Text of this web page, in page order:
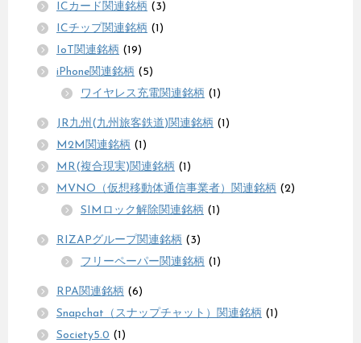
ICカード関連銘柄 (3)
ICチップ関連銘柄 (1)
IoT関連銘柄 (19)
iPhone関連銘柄 (5)
ワイヤレス充電関連銘柄 (1)
JR九州(九州旅客鉄道)関連銘柄 (1)
M2M関連銘柄 (1)
MR(複合現実)関連銘柄 (1)
MVNO（仮想移動体通信事業者）関連銘柄 (2)
SIMロック解除関連銘柄 (1)
RIZAPグループ関連銘柄 (3)
フリーペーパー関連銘柄 (1)
RPA関連銘柄 (6)
Snapchat（スナップチャット）関連銘柄 (1)
Society5.0 (1)